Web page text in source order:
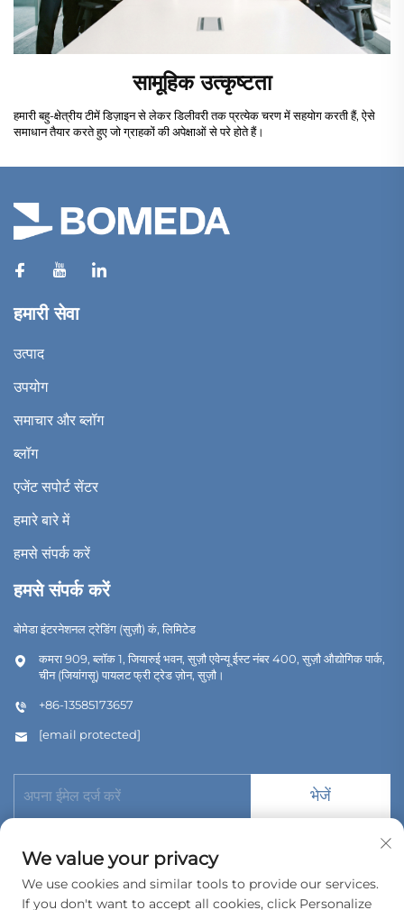
सामूहिक उत्कृष्टता
हमारी बहु-क्षेत्रीय टीमें डिज़ाइन से लेकर डिलीवरी तक प्रत्येक चरण में सहयोग करती हैं, ऐसे
समाधान तैयार करते हुए जो ग्राहकों की अपेक्षाओं से परे होते हैं।
हमारी सेवा
उत्पाद
उपयोग
समाचार और ब्लॉग
ब्लॉग
एजेंट सपोर्ट सेंटर
हमारे बारे में
हमसे संपर्क करें
हमसे संपर्क करें
बोमेडा इंटरनेशनल ट्रेडिंग (सुज़ौ) कं, लिमिटेड
कमरा 909, ब्लॉक 1, जियारुई भवन, सुज़ौ एवेन्यू ईस्ट नंबर 400, सुज़ौ औद्योगिक पार्क,
चीन (जियांगसू) पायलट फ्री ट्रेड ज़ोन, सुज़ौ।
+86-13585173657
[email protected]
भेजें
कॉपीराइट © 2026 बोमेडा इंटरनेशनल ट्रेडिंग (सुझ़ोउ) कंपनी लिमिटेड। सर्वाधिकार
We value your privacy
We use cookies and similar tools to provide our services.
If you don't want to accept all cookies, click Personalize